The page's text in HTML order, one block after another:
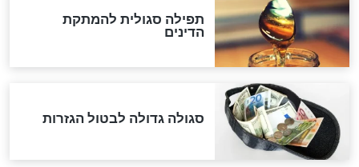
"מודה לקב"ה על כל השנים"
לכל המאמרים
אחרית הימים